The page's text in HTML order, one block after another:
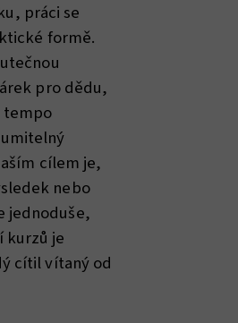
práci se
formě.
pro dědu,
tempo
cílem je,
nebo
jednoduše,
kurzů je
cítil vítaný od